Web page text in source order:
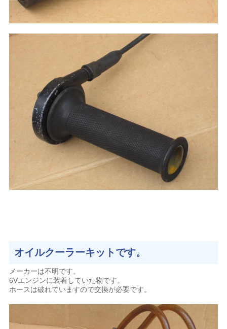
オイルクーラーキットです。
メーカーは不明です。
6Vエンジンに装着していた物です。
ホースは破れていますので交換が必要です。